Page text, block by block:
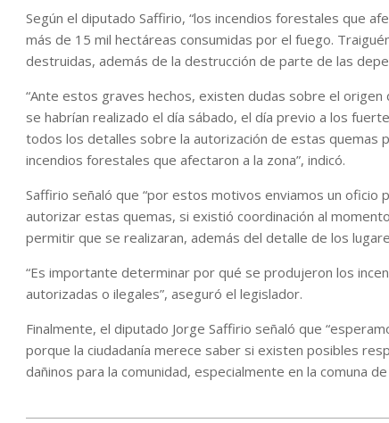
Según el diputado Saffirio, “los incendios forestales que
más de 15 mil hectáreas consumidas por el fuego.
destruidas, además de la destrucción de parte de las
“Ante estos graves hechos, existen dudas sobre el
se habrían realizado el día sábado, el día previo a los
todos los detalles sobre la autorización de estas quemas
incendios forestales que afectaron a la zona”, indicó.
Saffirio señaló que “por estos motivos enviamos un oficio
autorizar estas quemas, si existió coordinación al
permitir que se realizaran, además del detalle de los
“Es importante determinar por qué se produjeron los
autorizadas o ilegales”, aseguró el legislador.
Finalmente, el diputado Jorge Saffirio señaló que
porque la ciudadanía merece saber si existen posibles
dañinos para la comunidad, especialmente en la comuna de